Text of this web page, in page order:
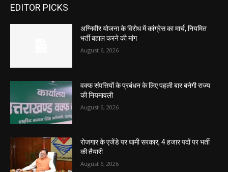
EDITOR PICKS
अग्निवीर योजना के विरोध में कांग्रेस का मार्च, नियमित
भर्ती बहाल करने की मांग
August 6, 2026
वक्फ संपत्तियों के प्रबंधन के लिए पहली बार बनेगी राज्य
की नियमावली
August 6, 2026
रोजगार के एजेंडे पर धामी सरकार, 4 हजार पदों पर भर्ती
की तैयारी
August 6, 2026